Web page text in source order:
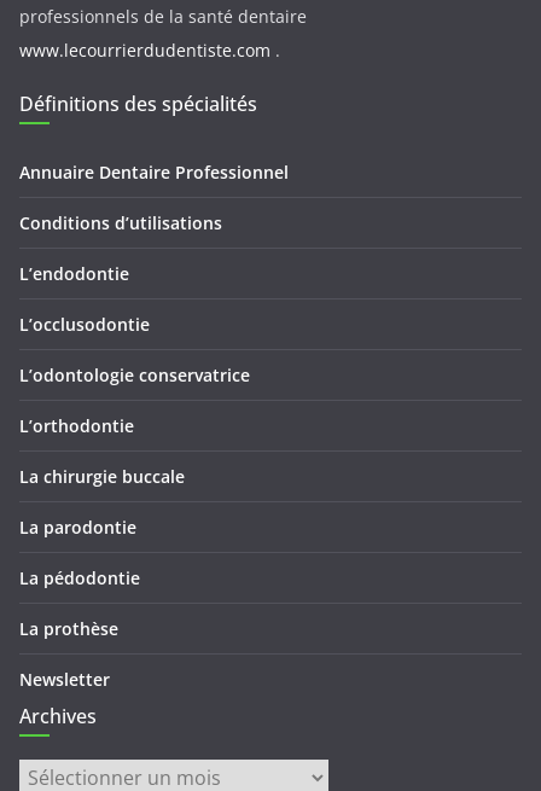
professionnels de la santé dentaire
www.lecourrierdudentiste.com .
Définitions des spécialités
Annuaire Dentaire Professionnel
Conditions d’utilisations
L’endodontie
L’occlusodontie
L’odontologie conservatrice
L’orthodontie
La chirurgie buccale
La parodontie
La pédodontie
La prothèse
Newsletter
Archives
Archives